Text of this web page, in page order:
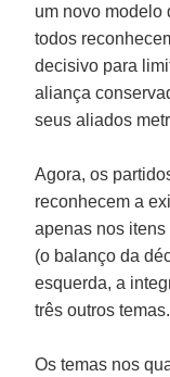
um novo modelo
todos
decisivo para
aliança
seus aliados
Agora, os
reconhecem a
apenas nos
(o balanço da
esquerda, a
três outros temas.
Os temas nos